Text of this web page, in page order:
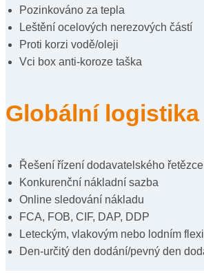
Pozinkováno za tepla
Leštění ocelových nerezových částí
Proti korzi vodě/oleji
Vci box anti-koroze taška
Globální logistika
Řešení řízení dodavatelského
Konkurenční nákladní sazba
Online sledování nákladu
FCA, FOB, CIF, DAP, DDP
Leteckým, vlakovým nebo lodním
Den-určitý den dodání/pevný den